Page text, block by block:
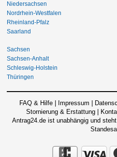
Niedersachsen
Nordrhein-Westfalen
Rheinland-Pfalz
Saarland
Sachsen
Sachsen-Anhalt
Schleswig-Holstein
Thüringen
FAQ & Hilfe | Impressum |
Stornierung & Erstattung |
Antrag24.de ist unabhängig und